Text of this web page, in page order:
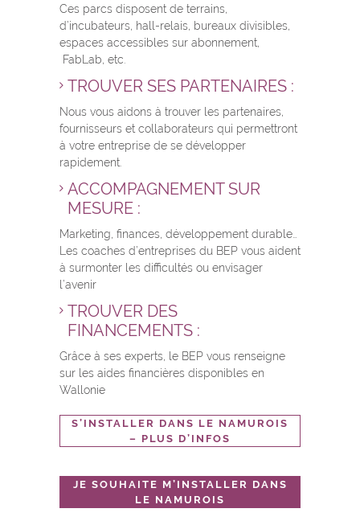
Ces parcs disposent de terrains,
d’incubateurs, hall-relais, bureaux divisibles,
espaces accessibles sur abonnement,
FabLab, etc.
TROUVER SES PARTENAIRES :
Nous vous aidons à trouver les partenaires,
fournisseurs et collaborateurs qui permettront
à votre entreprise de se développer
rapidement.
ACCOMPAGNEMENT SUR
MESURE :
Marketing, finances, développement durable…
Les coaches d’entreprises du BEP vous aident
à surmonter les difficultés ou envisager
l’avenir
TROUVER DES
FINANCEMENTS :
Grâce à ses experts, le BEP vous renseigne
sur les aides financières disponibles en
Wallonie
S’INSTALLER DANS LE NAMUROIS
– PLUS D’INFOS
JE SOUHAITE M’INSTALLER DANS
LE NAMUROIS